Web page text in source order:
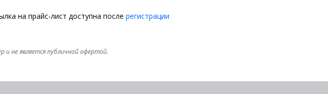
на прайс-лист доступна после регистрации
не является публичной офертой.